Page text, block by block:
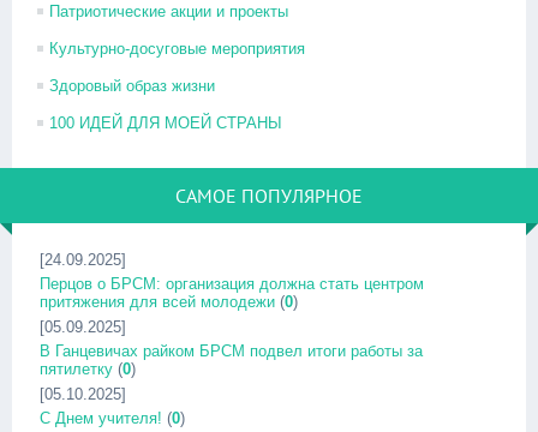
Патриотические акции и проекты
Культурно-досуговые мероприятия
Здоровый образ жизни
100 ИДЕЙ ДЛЯ МОЕЙ СТРАНЫ
САМОЕ ПОПУЛЯРНОЕ
[24.09.2025]
Перцов о БРСМ: организация должна стать центром
притяжения для всей молодежи (0)
[05.09.2025]
В Ганцевичах райком БРСМ подвел итоги работы за
пятилетку (0)
[05.10.2025]
С Днем учителя! (0)